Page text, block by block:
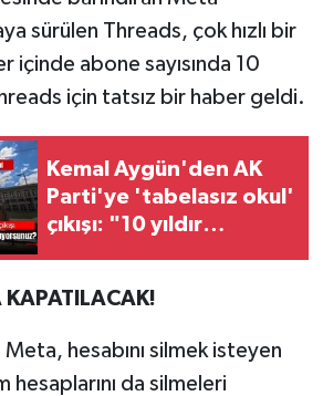
sürülen Threads, çok hızlı bir
içinde abone sayısında 10
için tatsız bir haber geldi.
Kemal Aygün'den AK
Parti'ye 'tabelasız okul'
çıkışı: "10 yıldır
konuşmuyorsunuz?"
KAPATILACAK!
Meta, hesabını silmek isteyen
hesaplarını da silmeleri